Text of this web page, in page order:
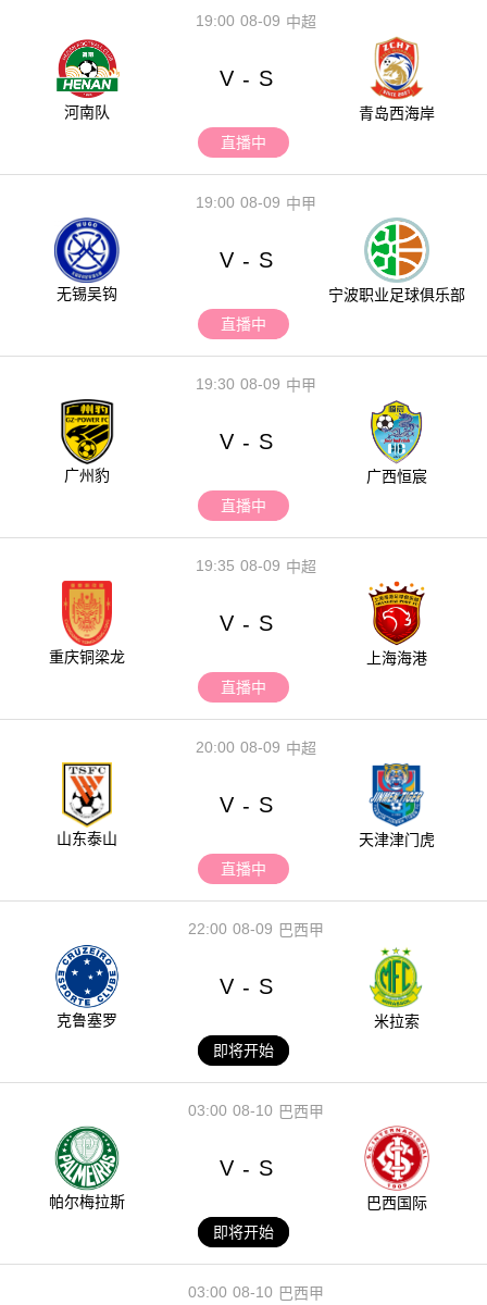
08-09
19:00 中超
河南队
V - S
青岛西海岸
直播中
08-09
19:00 中甲
无锡吴钩
V - S
宁波职业足球俱乐部
直播中
08-09
19:30 中甲
广州豹
V - S
广西恒宸
直播中
08-09
19:35 中超
重庆铜梁龙
V - S
上海海港
直播中
08-09
20:00 中超
山东泰山
V - S
天津津门虎
直播中
08-09
22:00 巴西甲
克鲁塞罗
V - S
米拉索
即将开始
08-10
03:00 巴西甲
帕尔梅拉斯
V - S
巴西国际
即将开始
08-10
03:00 巴西甲